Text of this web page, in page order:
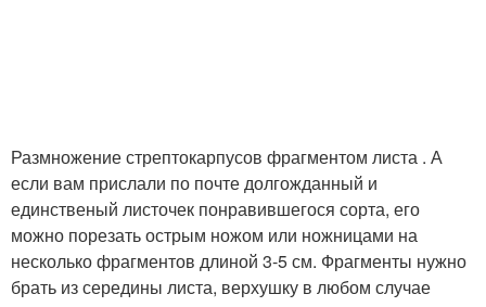
Размножение стрептокарпусов фрагментом листа . А
если вам прислали по почте долгожданный и
единственый листочек понравившегося сорта, его
можно порезать острым ножом или ножницами на
несколько фрагментов длиной 3-5 см. Фрагменты нужно
брать из середины листа, верхушку в любом случае